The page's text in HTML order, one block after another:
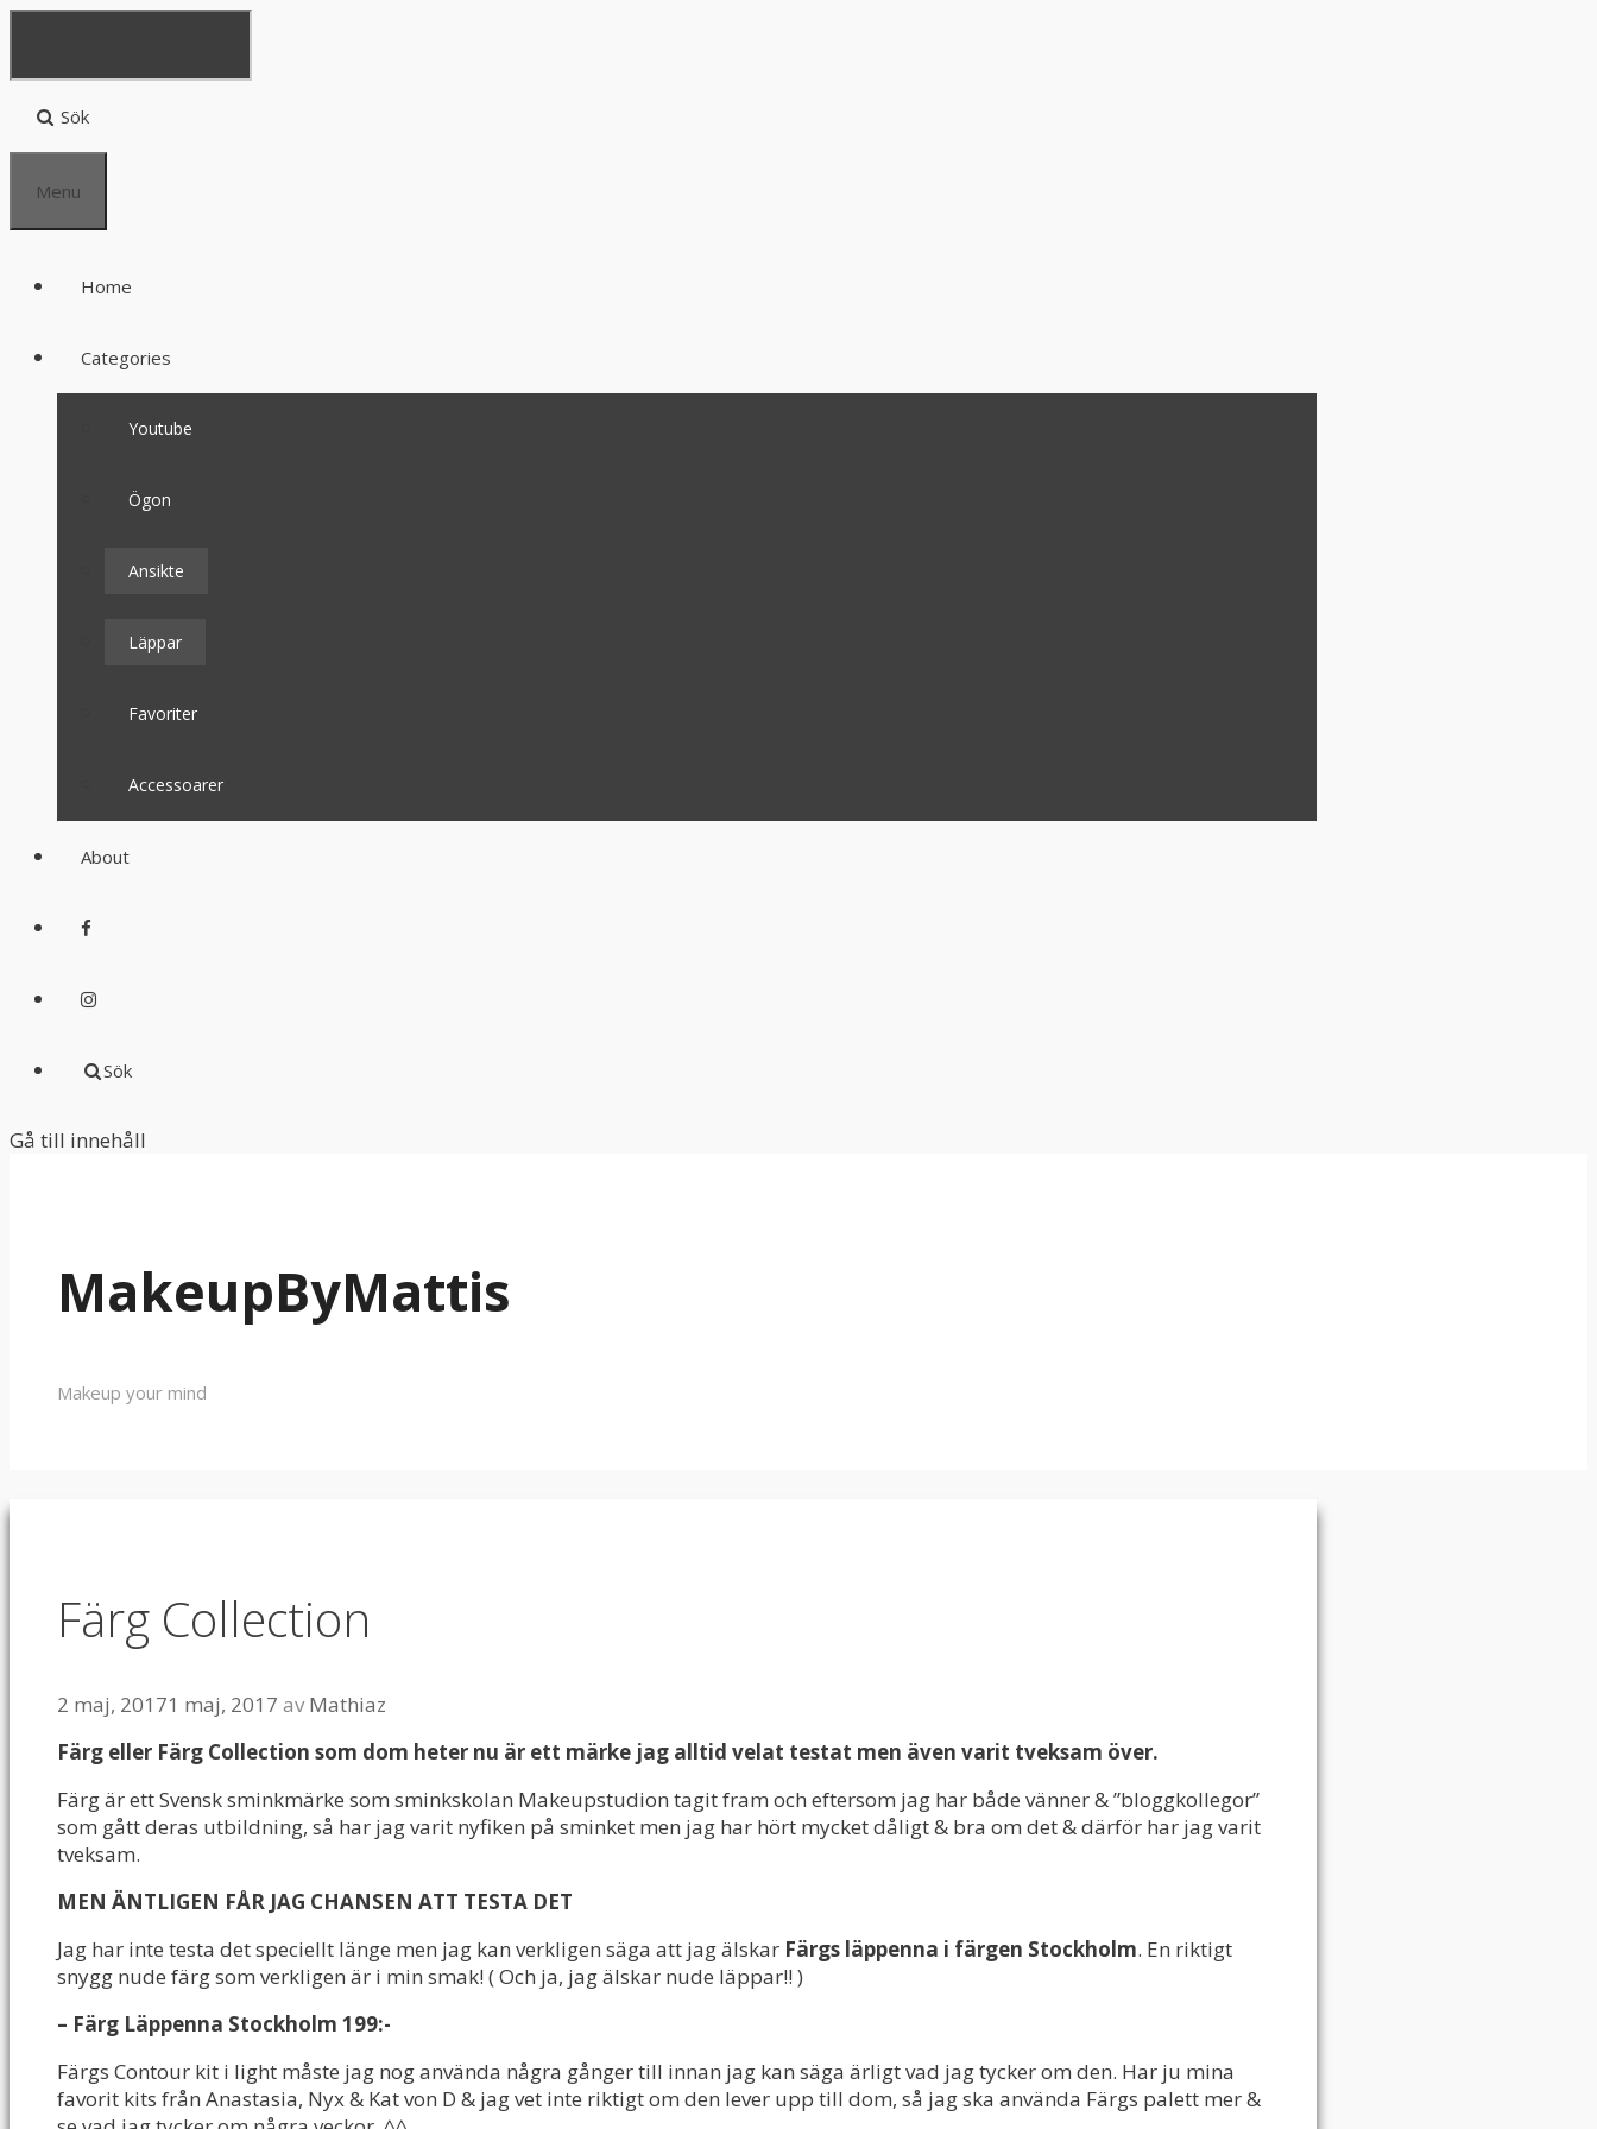
Sök
Menu
Home
Categories
Youtube
Ögon
Ansikte
Läppar
Favoriter
Accessoarer
About
Sök
Gå till innehåll
MakeupByMattis
Makeup your mind
Färg Collection
2 maj, 20171 maj, 2017 avMathiaz
Färg eller Färg Collection som dom heter nu är ett märke jag alltid velat testat men även varit tveksam över.
Färg är ett Svensk sminkmärke som sminkskolan Makeupstudion tagit fram och eftersom jag har både vänner & ”bloggkollegor”
som gått deras utbildning, så har jag varit nyfiken på sminket men jag har hört mycket dåligt & bra om det & därför har jag varit
tveksam.
MEN ÄNTLIGEN FÅR JAG CHANSEN ATT TESTA DET
Jag har inte testa det speciellt länge men jag kan verkligen säga att jag älskar Färgs läppenna i färgen Stockholm. En riktigt
snygg nude färg som verkligen är i min smak! ( Och ja, jag älskar nude läppar!! )
– Färg Läppenna Stockholm 199:-
Färgs Contour kit i light måste jag nog använda några gånger till innan jag kan säga ärligt vad jag tycker om den. Har ju mina
favorit kits från Anastasia, Nyx & Kat von D & jag vet inte riktigt om den lever upp till dom, så jag ska använda Färgs palett mer &